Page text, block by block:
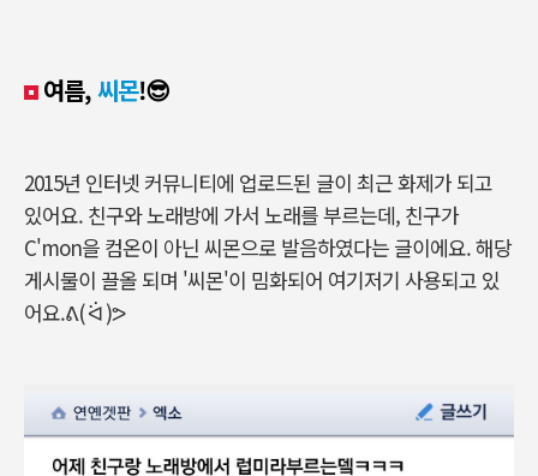
여름,씨몬!😎
2015년 인터넷 커뮤니티에 업로드된 글이 최근 화제가 되고
있어요. 친구와 노래방에 가서 노래를 부르는데, 친구가
C'mon을 컴온이 아닌 씨몬으로 발음하였다는 글이에요. 해당
게시물이 끌올 되며 '씨몬'이 밈화되어 여기저기 사용되고 있
어요.ᕕ( ᐛ )ᕗ